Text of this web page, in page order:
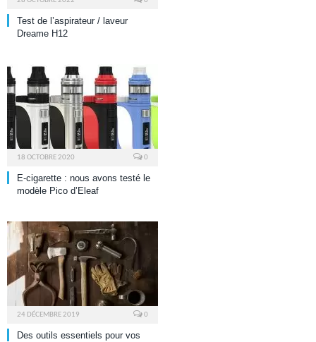
Test de l’aspirateur / laveur
Dreame H12
18 OCTOBRE 2020 0
E-cigarette : nous avons testé le
modèle Pico d’Eleaf
24 DÉCEMBRE 2019 0
Des outils essentiels pour vos